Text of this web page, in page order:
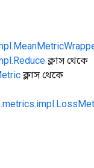
ক্লাস থেকে
ক্লাস থেকে